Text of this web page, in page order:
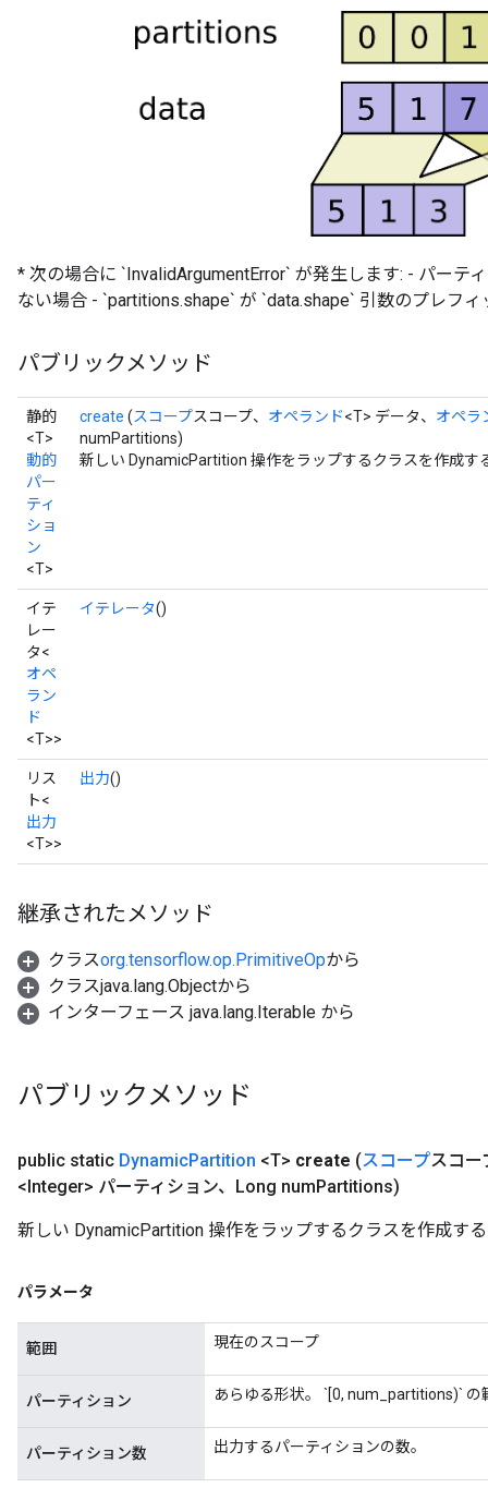
* 次の場合に `InvalidArgumentError` が発生します: - パーテ
ない場合 - `partitions.shape` が `data.shape` 引数のプレフ
パブリックメソッド
静的
<T>
動的
パー
ティ
ショ
ン
<T>
create (スコープスコープ、 オペランド<T> データ、 オペラ
numPartitions)
新しい DynamicPartition 操作をラップするクラスを作成す
イテ
レー
タ<
オペ
ラン
ド
<T>>
イテレータ()
リス
ト<
出力
<T>>
出力()
継承されたメソッド
クラスorg.tensorflow.op.PrimitiveOpから
クラスjava.lang.Objectから
インターフェース java.lang.Iterable から
パブリックメソッド
public static DynamicPartition <T> create (スコープスコー
<Integer> パーティション、Long numPartitions)
新しい DynamicPartition 操作をラップするクラスを作成す
パラメータ
範囲 現在のスコープ
パーティション あらゆる形状。 `[0, num_partitions)`
パーティション数 出力するパーティションの数。